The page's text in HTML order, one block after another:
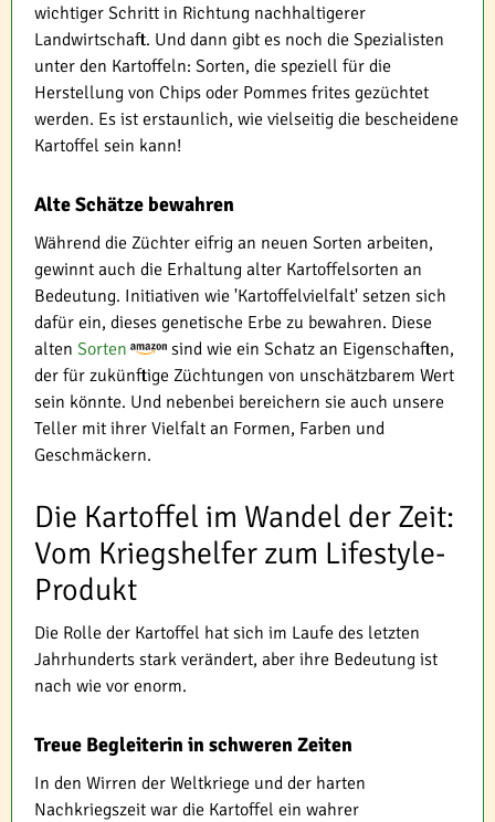
wichtiger Schritt in Richtung nachhaltigerer
Landwirtschaft. Und dann gibt es noch die Spezialisten
unter den Kartoffeln: Sorten, die speziell für die
Herstellung von Chips oder Pommes frites gezüchtet
werden. Es ist erstaunlich, wie vielseitig die bescheidene
Kartoffel sein kann!
Alte Schätze bewahren
Während die Züchter eifrig an neuen Sorten arbeiten,
gewinnt auch die Erhaltung alter Kartoffelsorten an
Bedeutung. Initiativen wie 'Kartoffelvielfalt' setzen sich
dafür ein, dieses genetische Erbe zu bewahren. Diese
alten Sorten
sind wie ein Schatz an Eigenschaften,
der für zukünftige Züchtungen von unschätzbarem Wert
sein könnte. Und nebenbei bereichern sie auch unsere
Teller mit ihrer Vielfalt an Formen, Farben und
Geschmäckern.
Die Kartoffel im Wandel der Zeit:
Vom Kriegshelfer zum Lifestyle-
Produkt
Die Rolle der Kartoffel hat sich im Laufe des letzten
Jahrhunderts stark verändert, aber ihre Bedeutung ist
nach wie vor enorm.
Treue Begleiterin in schweren Zeiten
In den Wirren der Weltkriege und der harten
Nachkriegszeit war die Kartoffel ein wahrer